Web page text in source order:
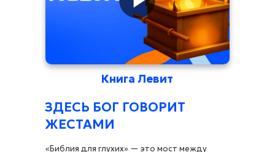
ЗДЕСЬ БОГ ГОВОРИТ
ЖЕСТАМИ
Книга Левит
«Библия для глухих» — это мост между